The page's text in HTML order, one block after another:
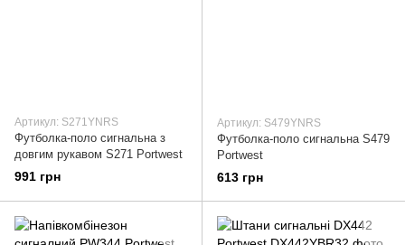
Артикул: S271YNRS
Футболка-поло сигнальна з
довгим рукавом S271 Portwest
991 грн
Артикул: S479YNRS
Футболка-поло сигнальна S479
Portwest
613 грн